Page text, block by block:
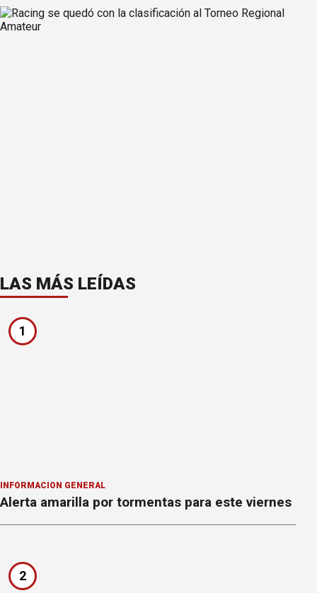
LAS MÁS LEÍDAS
1
INFORMACION GENERAL
Alerta amarilla por tormentas para este viernes
2